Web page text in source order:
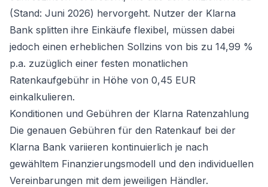
(Stand: Juni 2026) hervorgeht. Nutzer der Klarna
Bank splitten ihre Einkäufe flexibel, müssen dabei
jedoch einen erheblichen Sollzins von bis zu 14,99 %
p.a. zuzüglich einer festen monatlichen
Ratenkaufgebühr in Höhe von 0,45 EUR
einkalkulieren.
Konditionen und Gebühren der Klarna Ratenzahlung
Die genauen Gebühren für den Ratenkauf bei der
Klarna Bank variieren kontinuierlich je nach
gewähltem Finanzierungsmodell und den individuellen
Vereinbarungen mit dem jeweiligen Händler.